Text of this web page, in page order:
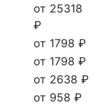
от 25318
₽
от 1798 ₽
от 1798 ₽
от 2638 ₽
от 958 ₽